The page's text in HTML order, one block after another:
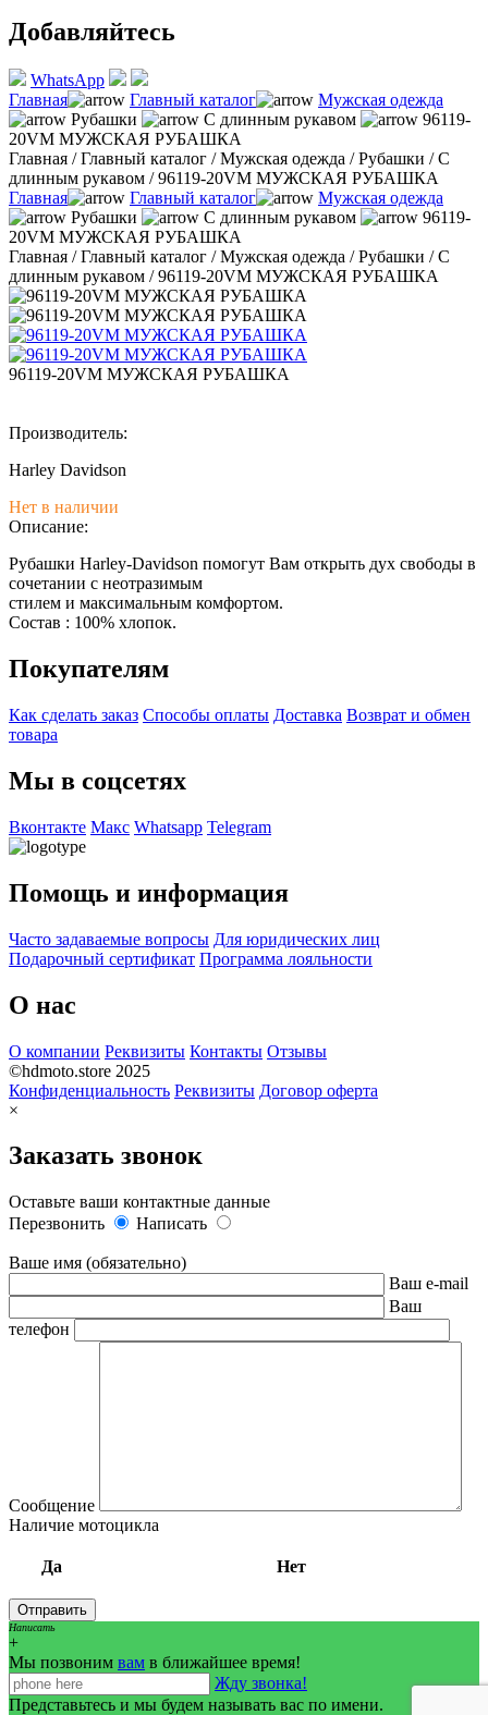
Добавляйтесь
WhatsApp
Главная
Главный каталог
Мужская одежда
Рубашки
С длинным рукавом
96119-
20VM МУЖСКАЯ РУБАШКА
Главная /Главный каталог /Мужская одежда /Рубашки /С
длинным рукавом /96119-20VM МУЖСКАЯ РУБАШКА
Главная
Главный каталог
Мужская одежда
Рубашки
С длинным рукавом
96119-
20VM МУЖСКАЯ РУБАШКА
Главная /Главный каталог /Мужская одежда /Рубашки /С
длинным рукавом /96119-20VM МУЖСКАЯ РУБАШКА
96119-20VM МУЖСКАЯ РУБАШКА
Производитель:
Harley Davidson
Нет в наличии
Описание:
Рубашки Harley-Davidson помогут Вам открыть дух свободы в
сочетании с неотразимым
стилем и максимальным комфортом.
Состав : 100% хлопок.
Покупателям
Как сделать заказ Способы оплаты Доставка Возврат и обмен
товара
Мы в соцсетях
Вконтакте Макс Whatsapp Telegram
Помощь и информация
Часто задаваемые вопросы Для юридических лиц
Подарочный сертификат Программа лояльности
О нас
О компании Реквизиты Контакты Отзывы
©hdmoto.store 2025
Конфиденциальность Реквизиты Договор оферта
×
Заказать звонок
Оставьте ваши контактные данные
Перезвонить
Написать
Ваше имя (обязательно)
Ваш e-mail
Ваш
телефон
Сообщение
Наличие мотоцикла
Да Нет
Написать
+
Мы позвоним вам в ближайшее время!
Жду звонка!
Представьтесь и мы будем называть вас по имени.